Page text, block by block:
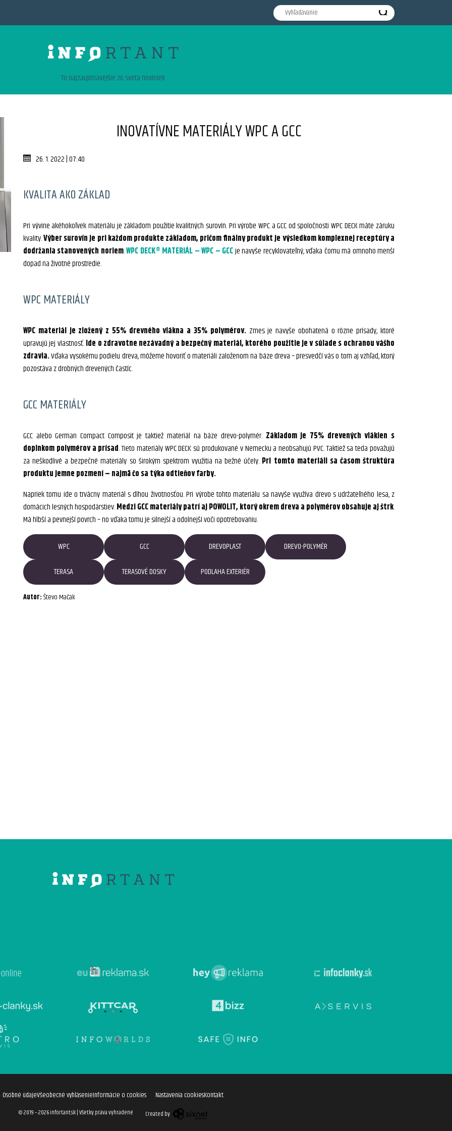
To najzaujimavejšie zo sveta noviniek
INOVATÍVNE MATERIÁLY WPC A GCC
26. 1. 2022 | 07:40
KVALITA AKO ZÁKLAD
Pri vývine akéhokoľvek materiálu je základom použitie kvalitných surovín. Pri výrobe WPC a GCC od spoločnosti WPC DECK máte záruku
kvality.Výber surovín je pri každom produkte základom, pričom finálny produkt je výsledkom komplexnej receptúry a
dodržania stanovených noriem.WPC DECK® MATERIÁL – WPC – GCCje navyše recyklovateľný, vďaka čomu má omnoho menší
dopad na životné prostredie.
WPC MATERIÁLY
WPC materiál je zložený z 55% drevného vlákna a 35% polymérov.Zmes je navyše obohatená o rôzne prísady, ktoré
upravujú jej vlastnosť.Ide o zdravotne nezávadný a bezpečný materiál, ktorého použitie je v súlade s ochranou vášho
zdravia.Vďaka vysokému podielu dreva, môžeme hovoriť o materiáli založenom na báze dreva – presvedčí vás o tom aj vzhľad, ktorý
pozostáva z drobných drevených častíc.
GCC MATERIÁLY
GCC alebo German Compact Composit je taktiež materiál na báze drevo-polymér. Základom je 75% drevených vlákien s
doplnkom polymérov a prísad. Tieto materiály WPC DECK sú produkované v Nemecku a neobsahujú PVC. Taktiež sa teda považujú
za neškodlivé a bezpečné materiály so širokým spektrom využitia na bežné účely. Pri tomto materiáli sa časom štruktúra
produktu jemne pozmení – najmä čo sa týka odtieňov farby.
Napriek tomu ide o trvácny materiál s dlhou životnosťou. Pri výrobe tohto materiálu sa navyše využíva drevo s udržateľného lesa, z
domácich lesných hospodárstiev.Medzi GCC materiály patrí aj POWOLIT, ktorý okrem dreva a polymérov obsahuje aj štrk.
Má hlbší a pevnejší povrch – no vďaka tomu je silnejší a odolnejší voči opotrebovaniu.
WPC GCC DREVOPLAST
DREVO-POLYMÉR
TERASA
TERASOVÉ DOSKY PODLAHA EXTERIÉR
Autor:Števo Mačák
Osobné údajeVšeobecné vyhlásenieInformácie o cookies Nastavenia cookiesKontakt
© 2019 – 2026 infortant.sk|Všetky práva vyhradené Created by